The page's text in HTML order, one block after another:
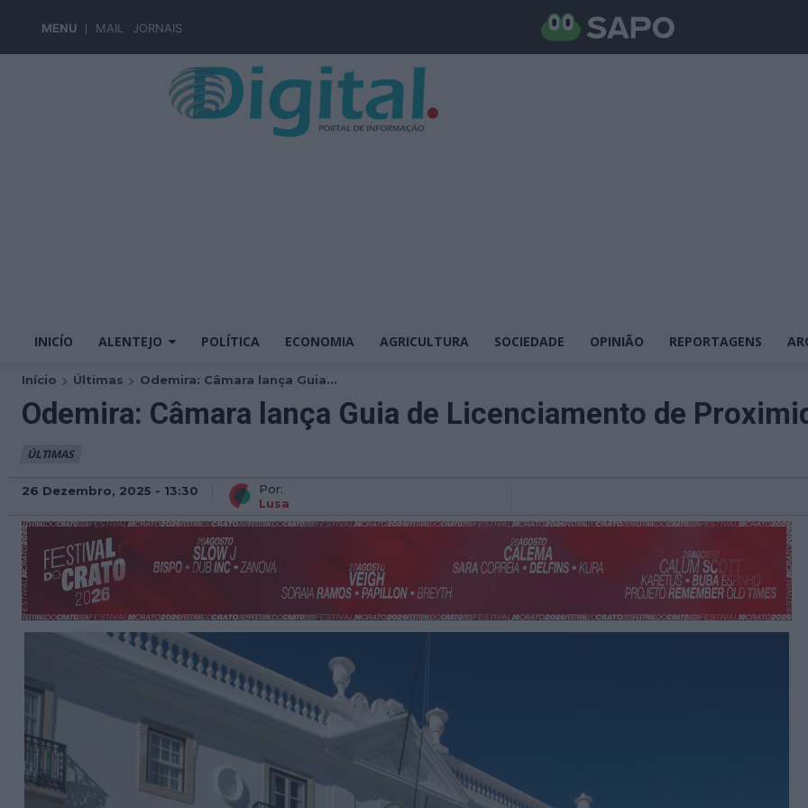
MENU MAIL JORNAIS
INICÍO ALENTEJO POLÍTICA ECONOMIA AGRICULTURA SOCIEDADE OPINIÃO REPORTAGENS
Início Últimas Odemira: Câmara lança Guia...
Odemira: Câmara lança Guia de Licenciamento de
ÚLTIMAS
26 Dezembro, 2025 - 13:30
Por:
Lusa